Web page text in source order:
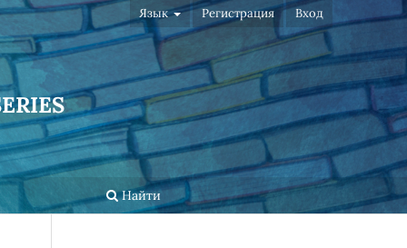
Найти
Язык Регистрация Вход